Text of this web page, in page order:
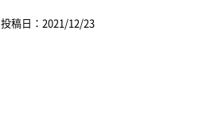
投稿日：2021/12/23